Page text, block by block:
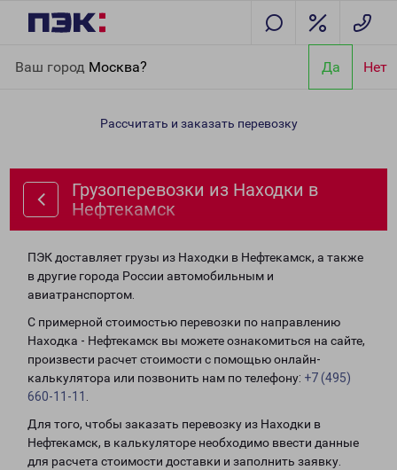
Ваш город Москва? Да Нет
Нефтекамск
Рассчитать и заказать перевозку
Грузоперевозки из Находки в
Нефтекамск
ПЭК доставляет грузы из Находки в Нефтекамск, а также
в другие города России автомобильным и
авиатранспортом.
С примерной стоимостью перевозки по направлению
Находка - Нефтекамск вы можете ознакомиться на сайте,
произвести расчет стоимости с помощью онлайн-
калькулятора или позвонить нам по телефону: +7 (495)
660-11-11
Для того, чтобы заказать перевозку из Находки в
Нефтекамск, в калькуляторе необходимо ввести данные
для расчета стоимости доставки и заполнить заявку.